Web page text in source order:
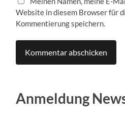
Website in diesem Browser für
Kommentierung speichern.
Anmeldung